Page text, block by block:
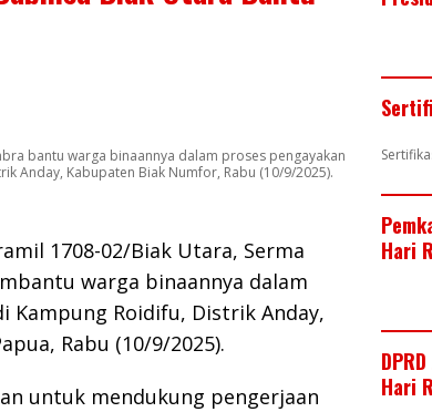
bantu warga binaannya dalam proses pengayakan
Anday, Kabupaten Biak Numfor, Rabu (10/9/2025).
1708-02/Biak Utara, Serma
warga binaannya dalam
Kampung Roidifu, Distrik Anday,
Rabu (10/9/2025).
untuk mendukung pengerjaan
Hari
Hari